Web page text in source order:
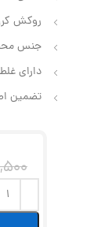
روکش
جنس
دارای
تضمین